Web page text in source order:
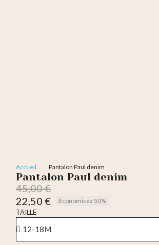
Accueil Pantalon Paul denim
Pantalon Paul denim
45,00 €
22,50 €
Économisez 50%
TTC
TAILLE